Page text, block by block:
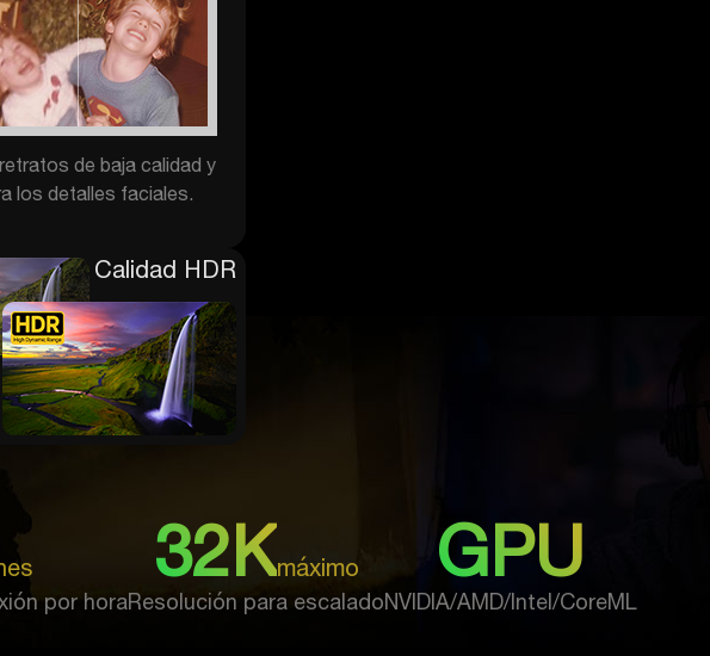
de baja calidad y
los detalles faciales.
Calidad HDR
por hora
32Kmáximo
Resolución para escalado
GPU
NVIDIA/AMD/Intel/CoreML